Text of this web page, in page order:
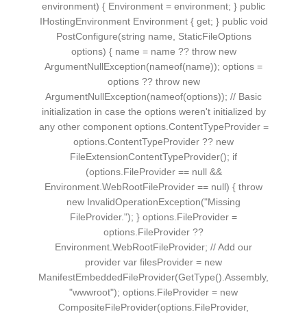
environment) { Environment = environment; } public
IHostingEnvironment Environment { get; } public void
PostConfigure(string name, StaticFileOptions
options) { name = name ?? throw new
ArgumentNullException(nameof(name)); options =
options ?? throw new
ArgumentNullException(nameof(options)); // Basic
initialization in case the options weren't initialized by
any other component options.ContentTypeProvider =
options.ContentTypeProvider ?? new
FileExtensionContentTypeProvider(); if
(options.FileProvider == null &&
Environment.WebRootFileProvider == null) { throw
new InvalidOperationException("Missing
FileProvider."); } options.FileProvider =
options.FileProvider ??
Environment.WebRootFileProvider; // Add our
provider var filesProvider = new
ManifestEmbeddedFileProvider(GetType().Assembly,
"wwwroot"); options.FileProvider = new
CompositeFileProvider(options.FileProvider,